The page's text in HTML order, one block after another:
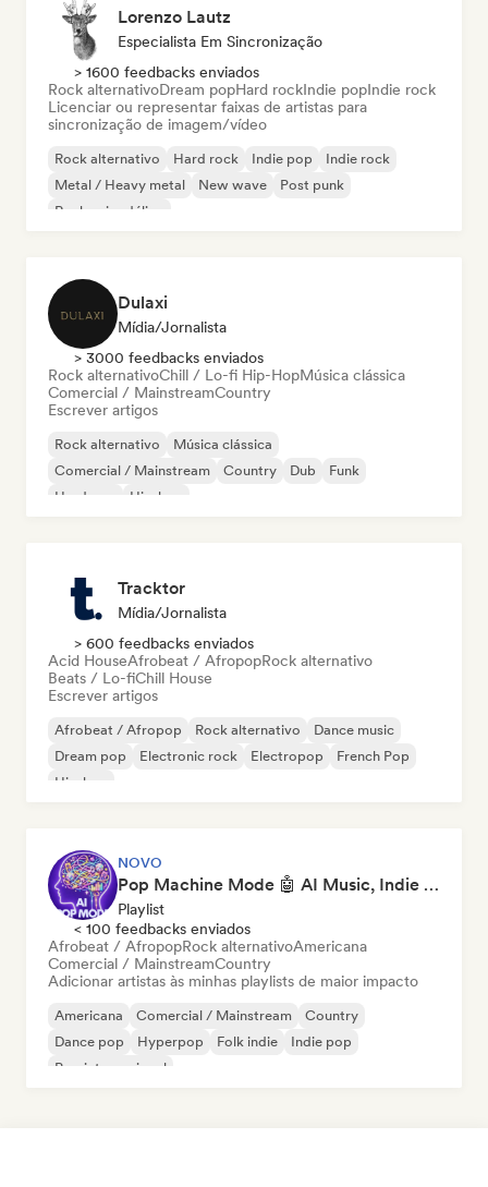
Lorenzo Lautz
Especialista Em Sincronização
> 1600 feedbacks enviados
Rock alternativoDream popHard rockIndie popIndie rock
Licenciar ou representar faixas de artistas para
sincronização de imagem/vídeo
Rock alternativo Hard rock Indie pop
Indie rock
Metal / Heavy metal
New wave
Post punk
Rock psicodélico
Dulaxi
Mídia/Jornalista
> 3000 feedbacks enviados
Rock alternativoChill / Lo-fi Hip-HopMúsica clássica
Comercial / MainstreamCountry
Escrever artigos
Rock alternativo
Música clássica
Comercial / Mainstream
Country Dub
Funk
Hardcore
Hip-hop
Tracktor
Mídia/Jornalista
> 600 feedbacks enviados
Acid HouseAfrobeat / AfropopRock alternativo
Beats / Lo-fiChill House
Escrever artigos
Afrobeat / Afropop Rock alternativo
Dance music
Dream pop
Electronic rock Electropop
French Pop
Hip-hop
NOVO
Pop Machine Mode 🤖 AI Music, Indie Pop & Dream Pop
Playlist
< 100 feedbacks enviados
Afrobeat / AfropopRock alternativoAmericana
Comercial / MainstreamCountry
Adicionar artistas às minhas playlists de maior impacto
Americana Comercial / Mainstream
Country
Dance pop
Hyperpop Folk indie
Indie pop
Pop internacional